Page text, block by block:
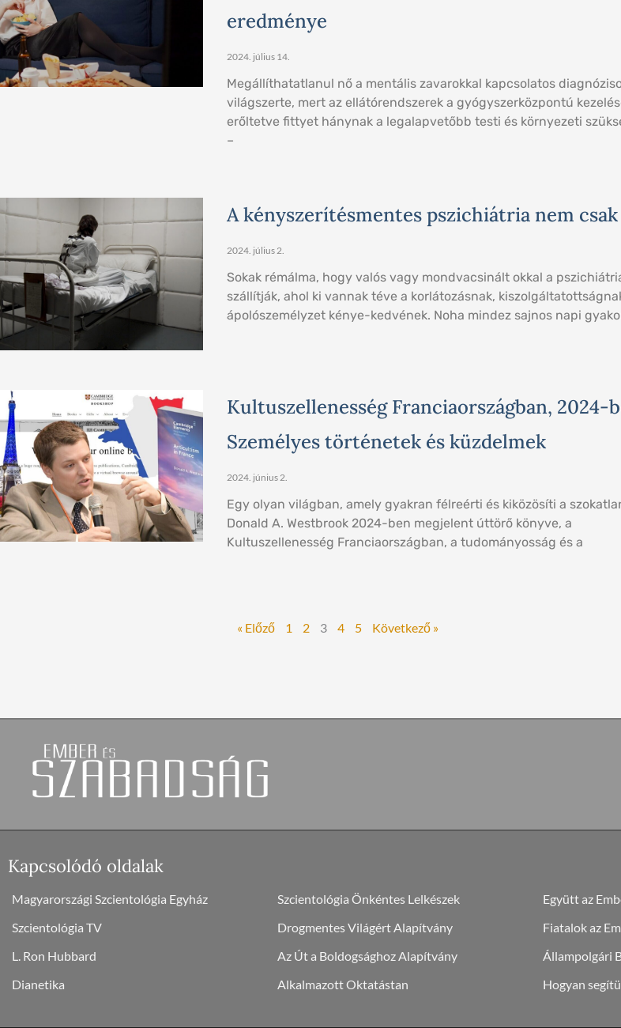
eredménye
2024. július 14.
Megállíthatatlanul nő a mentális zavarokkal kapcsolatos
világszerte, mert az ellátórendszerek a gyógyszerközpontú
erőltetve fittyet hánynak a legalapvetőbb testi és környezeti
–
A kényszerítésmentes pszichiátria nem
2024. július 2.
Sokak rémálma, hogy valós vagy mondvacsinált okkal a
szállítják, ahol ki vannak téve a korlátozásnak,
ápolószemélyzet kénye-kedvének. Noha mindez sajnos napi
Kultuszellenesség Franciaországban, 2024-
Személyes történetek és küzdelmek
2024. június 2.
Egy olyan világban, amely gyakran félreérti és kiközösíti a
Donald A. Westbrook 2024-ben megjelent úttörő könyve, a
Kultuszellenesség Franciaországban, a tudományosság és a
« Előző 1 2 3 4 5 Következő »
Kapcsolódó oldalak
Magyarországi Szcientológia Egyház
Szcientológia TV
L. Ron Hubbard
Dianetika
Szcientológia Önkéntes Lelkészek
Drogmentes Világért Alapítvány
Az Út a Boldogsághoz Alapítvány
Alkalmazott Oktatástan
Együtt az
Fiatalok az
Állampolgári
Hogyan